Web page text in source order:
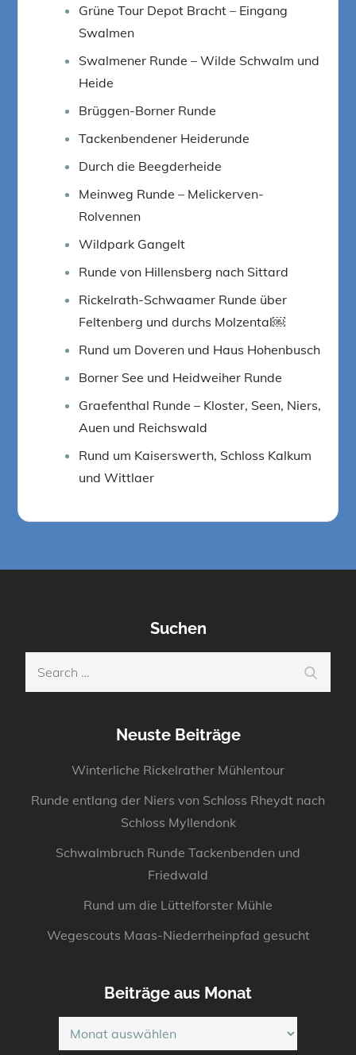
Grüne Tour Depot Bracht – Eingang
Swalmen
Swalmener Runde – Wilde Schwalm und
Heide
Brüggen-Borner Runde
Tackenbendener Heiderunde
Durch die Beegderheide
Meinweg Runde – Melickerven-
Rolvennen
Wildpark Gangelt
Runde von Hillensberg nach Sittard
Rickelrath-Schwaamer Runde über
Feltenberg und durchs Molzental￼
Rund um Doveren und Haus Hohenbusch
Borner See und Heidweiher Runde
Graefenthal Runde – Kloster, Seen, Niers,
Auen und Reichswald
Rund um Kaiserswerth, Schloss Kalkum
und Wittlaer
Suchen
Neuste Beiträge
Winterliche Rickelrather Mühlentour
Runde entlang der Niers von Schloss Rheydt nach
Schloss Myllendonk
Schwalmbruch Runde Tackenbenden und
Friedwald
Rund um die Lüttelforster Mühle
Wegescouts Maas-Niederrheinpfad gesucht
Beiträge aus Monat
Beiträge
aus